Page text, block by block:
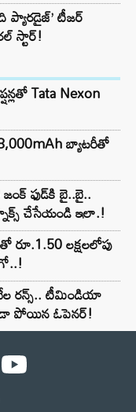
ప్యారడైజ్’ టీజర్
స్టార్!
Tata Nexon
బ్యాటరీతో
ఫుడ్‌కి బై..బై..
చేసేయండి ఇలా.!
రూ.1.50 లక్షలలోపు
రన్స్.. టీమిండియా
పోయిన ఓపెనర్!